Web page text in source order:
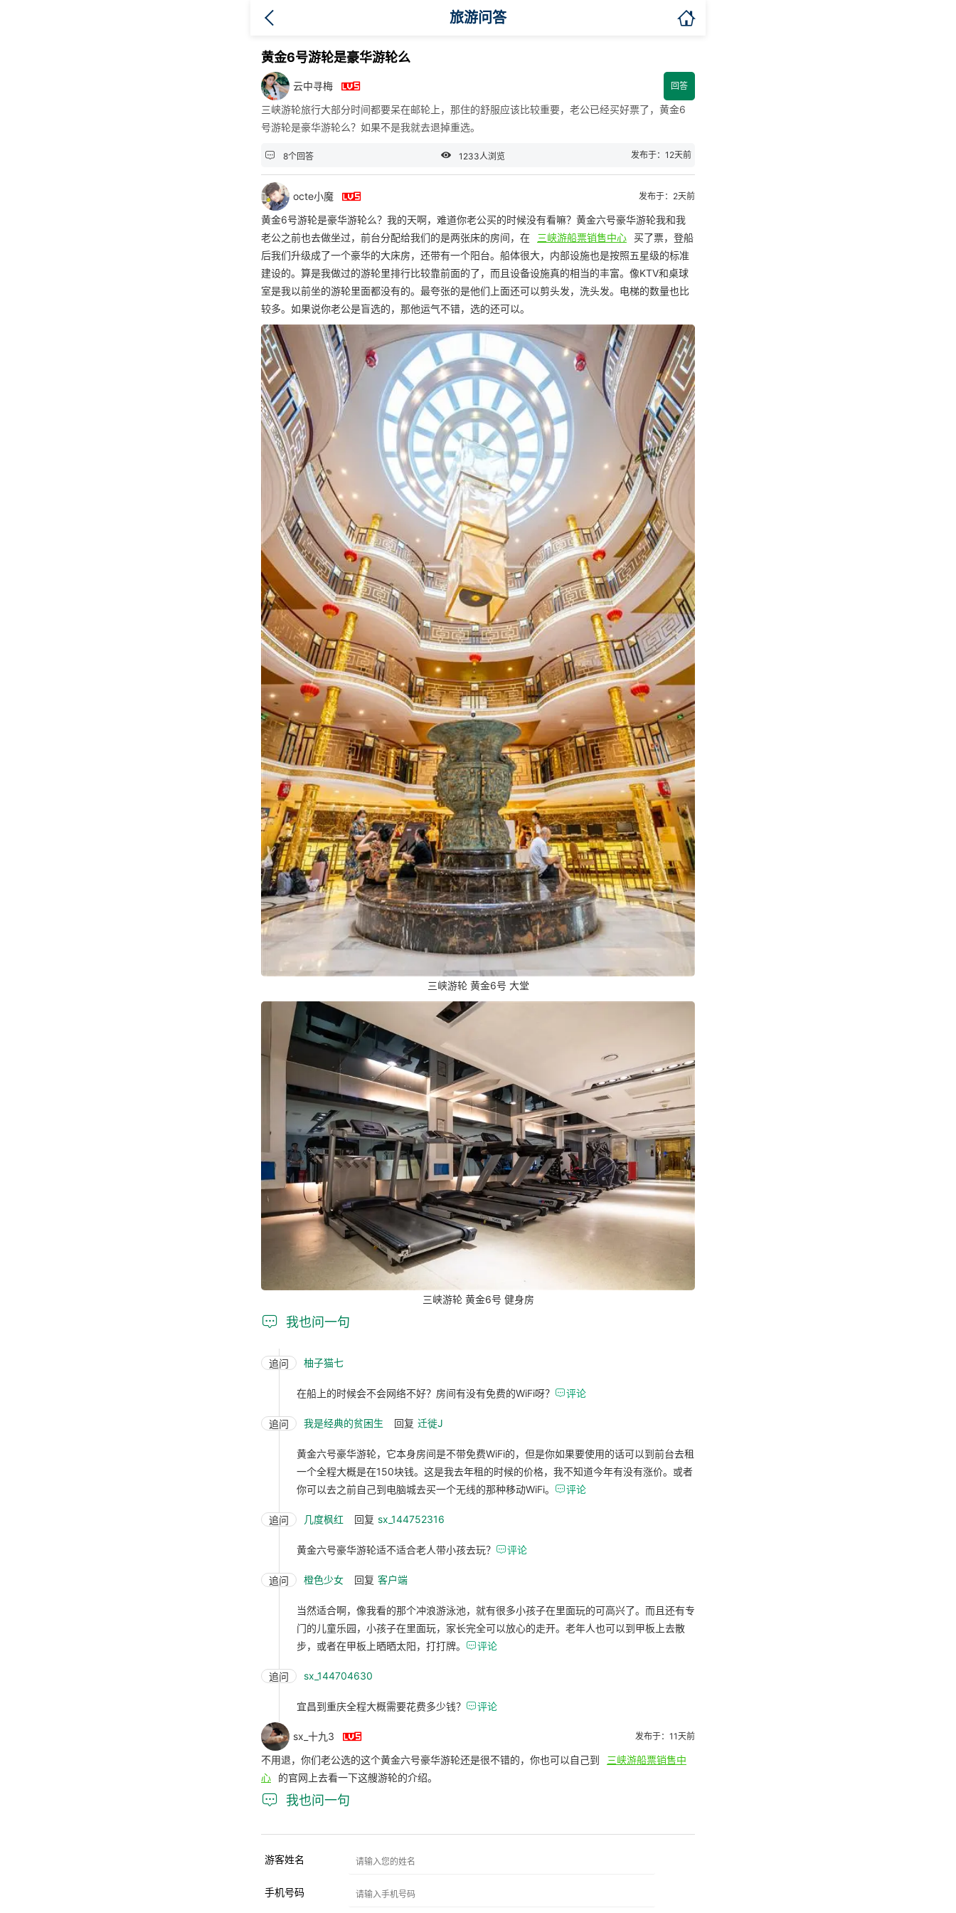
旅游问答 
黄金6号游轮是豪华游轮么
云中寻梅  回答
三峡游轮旅行大部分时间都要呆在邮轮上，那住的舒服应该比较重要，老公已经买好票了，黄金6
号游轮是豪华游轮么？如果不是我就去退掉重选。
 8个回答  1233人浏览 发布于：12天前
octe小魔  发布于：2天前
黄金6号游轮是豪华游轮么？我的天啊，难道你老公买的时候没有看嘛？黄金六号豪华游轮我和我
老公之前也去做坐过，前台分配给我们的是两张床的房间，在
三峡游船票销售中心
买了票，登船
后我们升级成了一个豪华的大床房，还带有一个阳台。船体很大，内部设施也是按照五星级的标准
建设的。算是我做过的游轮里排行比较靠前面的了，而且设备设施真的相当的丰富。像KTV和桌球
室是我以前坐的游轮里面都没有的。最夸张的是他们上面还可以剪头发，洗头发。电梯的数量也比
较多。如果说你老公是盲选的，那他运气不错，选的还可以。
三峡游轮 黄金6号 大堂
三峡游轮 黄金6号 健身房
 我也问一句
追问 柚子猫七
在船上的时候会不会网络不好？房间有没有免费的WiFi呀？ 评论
追问 我是经典的贫困生 回复 迁徙J
黄金六号豪华游轮，它本身房间是不带免费WiFi的，但是你如果要使用的话可以到前台去租
一个全程大概是在150块钱。这是我去年租的时候的价格，我不知道今年有没有涨价。或者
你可以去之前自己到电脑城去买一个无线的那种移动WiFi。 评论
追问 几度枫红 回复 sx_144752316
黄金六号豪华游轮适不适合老人带小孩去玩？ 评论
追问 橙色少女 回复 客户端
当然适合啊，像我看的那个冲浪游泳池，就有很多小孩子在里面玩的可高兴了。而且还有专
门的儿童乐园，小孩子在里面玩，家长完全可以放心的走开。老年人也可以到甲板上去散
步，或者在甲板上晒晒太阳，打打牌。 评论
追问 sx_144704630
宜昌到重庆全程大概需要花费多少钱？ 评论
sx_十九3  发布于：11天前
不用退，你们老公选的这个黄金六号豪华游轮还是很不错的，你也可以自己到
三峡游船票销售中
心
的官网上去看一下这艘游轮的介绍。
 我也问一句
游客姓名
手机号码